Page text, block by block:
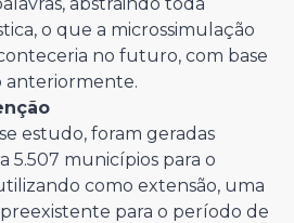
o que a microssimulação
no futuro, com base
anteriormente.
estudo, foram geradas
5.507 municípios para o
como extensão, uma
para o período de